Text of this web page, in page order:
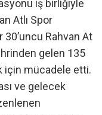
iş birliğiyle
Atlı Spor
Rahvan At
gelen 135
için mücadele etti.
ve gelecek